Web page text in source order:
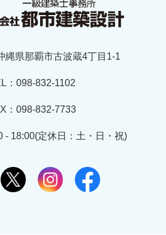
縄県那覇市古波蔵4丁目1-1
：098-832-1102
：098-832-7733
- 18:00(定休日：土・日・祝)